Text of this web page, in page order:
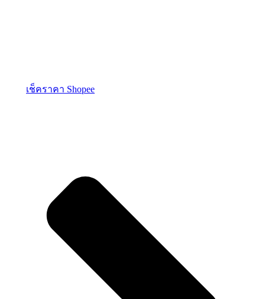
เช็คราคา Shopee